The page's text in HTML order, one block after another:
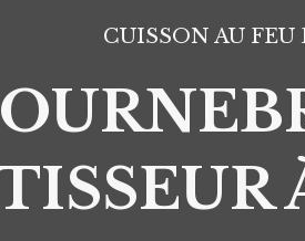
CUISSON AU FEU